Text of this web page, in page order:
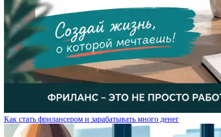
Как стать фрилансером и зарабатывать много денег